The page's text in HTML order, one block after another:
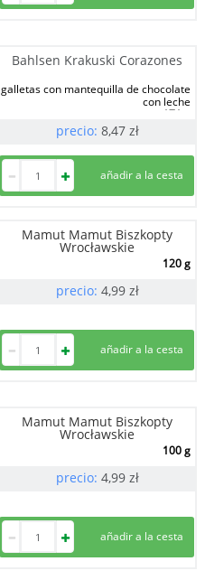
Bahlsen Krakuski Corazones
galletas con mantequilla de chocolate
con leche
171 g
precio: 8,47 zł
Mamut Mamut Biszkopty
Wrocławskie
120 g
precio: 4,99 zł
Mamut Mamut Biszkopty
Wrocławskie
100 g
precio: 4,99 zł